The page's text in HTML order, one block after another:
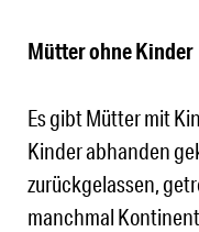
Mütter ohne Kinder
Es gibt Mütter mit
Kinder abhanden
zurückgelassen,
manchmal